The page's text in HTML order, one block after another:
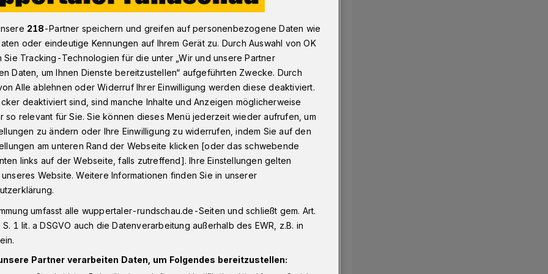
Wuppertaler Junior Uni weiterhin
die Junior
Stadtwerke (WSW) haben die
für das Bergische Land bis 2027
218-Partner speichern und greifen auf personenbezogene Daten wie
oder eindeutige Kennungen auf Ihrem Gerät zu. Durch Auswahl von OK
Sie Tracking-Technologien für die unter „Wir und unsere Partner
Daten, um Ihnen Dienste bereitzustellen“ aufgeführten Zwecke. Durch
Alle ablehnen oder Widerruf Ihrer Einwilligung werden diese deaktiviert.
deaktiviert sind, sind manche Inhalte und Anzeigen möglicherweise
so relevant für Sie. Sie können dieses Menü jederzeit wieder aufrufen, um
zu ändern oder Ihre Einwilligung zu widerrufen, indem Sie auf den
am unteren Rand der Webseite klicken [oder das schwebende
links auf der Webseite, falls zutreffend]. Ihre Einstellungen gelten
Website. Weitere Informationen finden Sie in unserer
umfasst alle wuppertaler-rundschau.de-Seiten und schließt gem. Art.
1 lit. a DSGVO auch die Datenverarbeitung außerhalb des EWR, z.B. in
Partner verarbeiten Daten, um Folgendes bereitzustellen: